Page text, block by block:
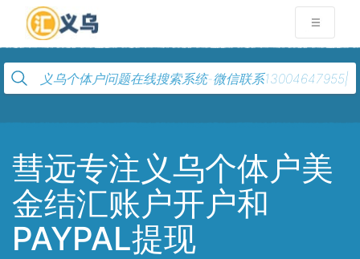
彗远专注义乌个体户美
金结汇账户开户和
PAYPAL提现